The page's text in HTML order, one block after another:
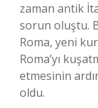
zaman antik
sorun oluştu.
Roma, yeni
Roma’yı
etmesinin
oldu.